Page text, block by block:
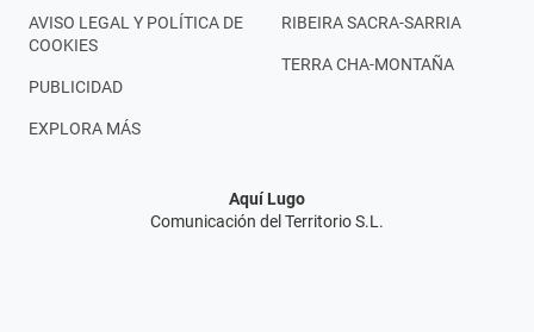
AVISO LEGAL Y POLÍTICA DE
COOKIES
PUBLICIDAD
EXPLORA MÁS
RIBEIRA SACRA-SARRIA
TERRA CHA-MONTAÑA
Aquí Lugo
Comunicación del Territorio S.L.